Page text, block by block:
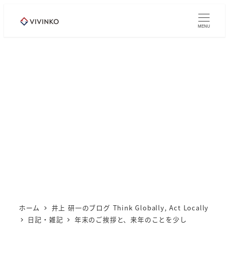
MENU
ホーム
井上 研一のブログ Think Globally, Act Locally
日記・雑記
年末のご挨拶と、来年のことを少し